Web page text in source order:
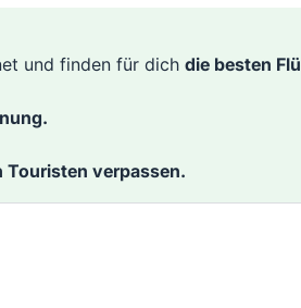
und finden für dich die besten
Touristen verpassen.